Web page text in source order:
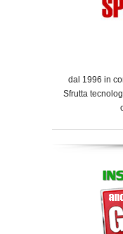
dal 1996 in
Sfrutta